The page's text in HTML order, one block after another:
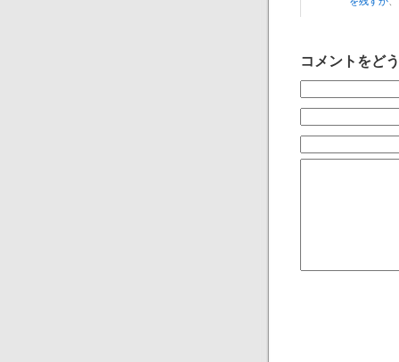
コメントをど